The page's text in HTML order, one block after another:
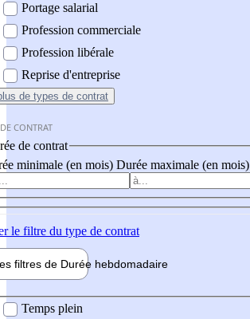
Portage salarial
Profession commerciale
Profession libérale
Reprise d'entreprise
de types de contrat
CONTRAT
de contrat
minimale (en mois) Durée maximale (en mois)
le filtre du type de contrat
filtres de Durée hebdomadaire
Temps plein